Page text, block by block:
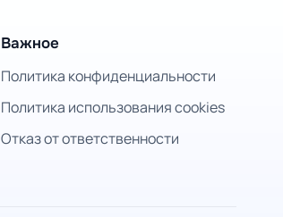
Важное
Политика конфиденциальности
Политика использования cookies
Отказ от ответственности